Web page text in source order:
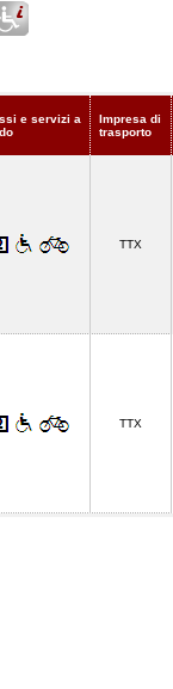
e servizi a
Impresa di
trasporto
TTX
TTX